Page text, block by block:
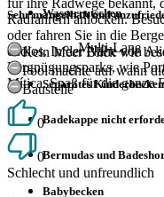
für ihre Radwege bekannt,
Radfahrern anlocken.
oder fahren Sie in die
endlos. In der Nähe von
Vergnügungsparks, wie
Mítica. Spaß für die ganze
Wasserrutschen
Multi-Lane
Separates Kinderbecken
Badekappe nicht
Bermudas und
Babybecken
Sehr mangelhaft und
Kein Meer Blick wie
Pool machte auf wann
Baustelle
0
0
Schlecht und unfreundlich